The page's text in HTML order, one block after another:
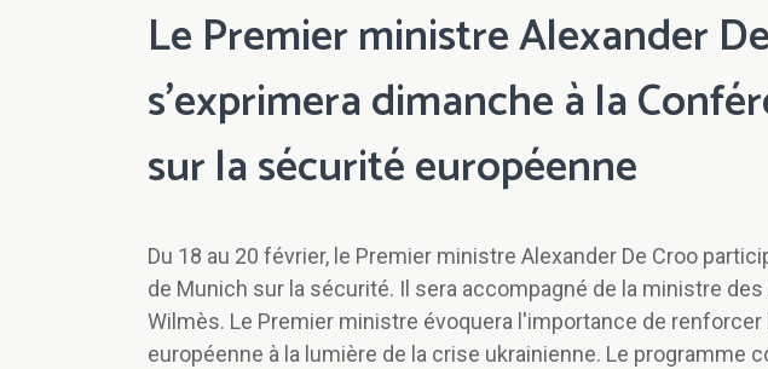
Le Premier ministre Alexander
s’exprimera dimanche à la
sur la sécurité européenne
Du 18 au 20 février, le Premier ministre Alexander De Croo
de Munich sur la sécurité. Il sera accompagné de la ministre
Wilmès. Le Premier ministre évoquera l'importance de
européenne à la lumière de la crise ukrainienne. Le programme